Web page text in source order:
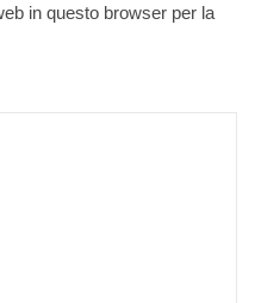
in questo browser per la